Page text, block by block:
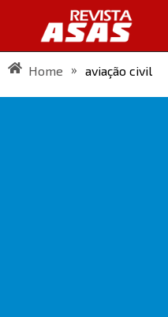
Home » aviação civil